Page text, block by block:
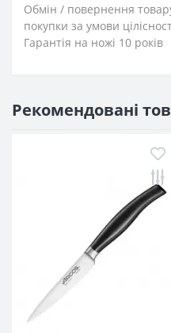
Обмін / повернення
покупки за умови
Гарантія на ножі 10 років
Рекомендовані